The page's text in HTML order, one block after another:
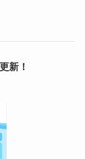
新！